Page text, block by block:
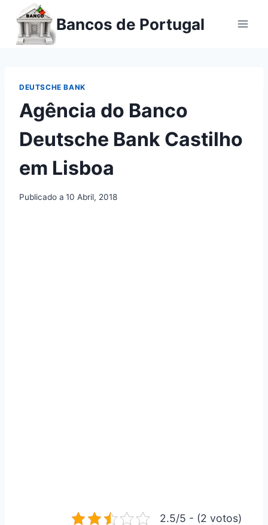
para
Bancos de Portugal
DEUTSCHE BANK
Agência do Banco
Deutsche Bank Castilho
em Lisboa
Publicado a 10 Abril, 2018
2.5/5 - (2 votos)